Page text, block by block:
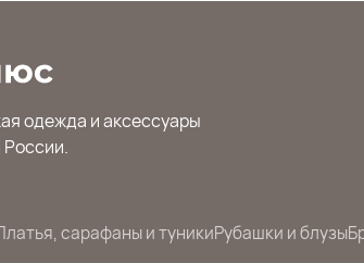
одежда и аксессуары
России.
сарафаны и туникиРубашки и блузы